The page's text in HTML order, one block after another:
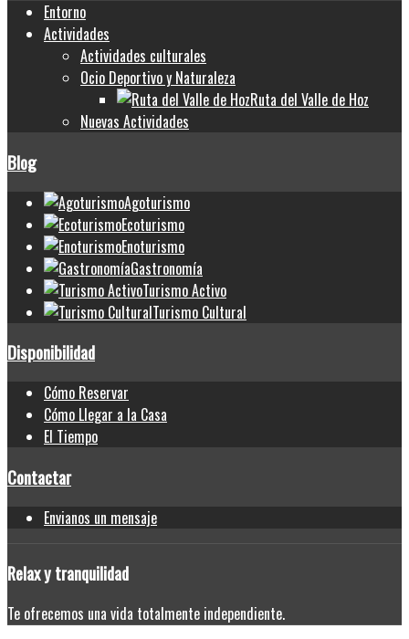
Entorno
Actividades
Actividades culturales
Ocio Deportivo y Naturaleza
Ruta del Valle de Hoz
Nuevas Actividades
Blog
Agoturismo
Ecoturismo
Enoturismo
Gastronomía
Turismo Activo
Turismo Cultural
Disponibilidad
Cómo Reservar
Cómo Llegar a la Casa
El Tiempo
Contactar
Envianos un mensaje
Relaxy tranquilidad
Te ofrecemos una vida totalmente independiente.